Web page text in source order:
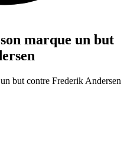
marque un but
but contre Frederik Andersen